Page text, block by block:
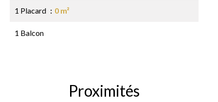
1 Placard 0 m²
1 Balcon
Proximités